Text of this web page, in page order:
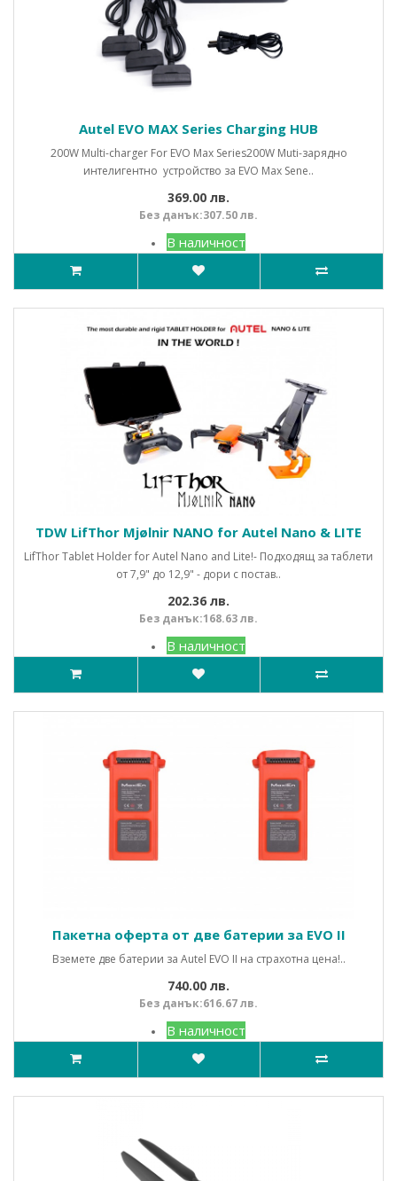
Autel EVO MAX Series Charging HUB
200W Multi-charger For EVO Max Series200W Muti-зарядно
интелигентно устройство за EVO Max Sene..
369.00 лв.
Без данък:307.50 лв.
В наличност
TDW LifThor Mjølnir NANO for Autel Nano & LITE
LifThor Tablet Holder for Autel Nano and Lite!- Подходящ за таблети
от 7,9" до 12,9" - дори с постав..
202.36 лв.
Без данък:168.63 лв.
В наличност
Пакетна оферта от две батерии за EVO II
Вземете две батерии за Autel EVO II на страхотна цена!..
740.00 лв.
Без данък:616.67 лв.
В наличност